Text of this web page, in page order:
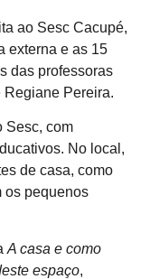
ao Sesc Cacupé,
externa e as 15
das professoras
Regiane Pereira.
Sesc, com
No local,
de casa, como
os pequenos
A casa e como
espaço,